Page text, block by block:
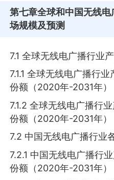
第七章全球和中国无线
场规模及预测
7.1 全球无线电广播行业
7.1.1 全球无线电广播行
份额（2020年-2031年）
7.1.2 全球无线电广播行
份额（2020年-2031年）
7.2 中国无线电广播行业
7.2.1 中国无线电广播行
份额（2020年-2031年）